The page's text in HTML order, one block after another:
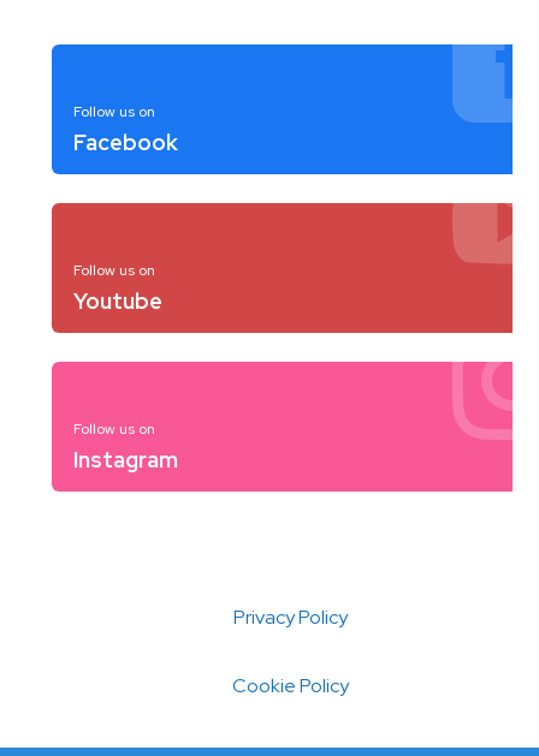
Follow us on
Facebook
Follow us on
Youtube
Follow us on
Instagram
Privacy Policy
Cookie Policy